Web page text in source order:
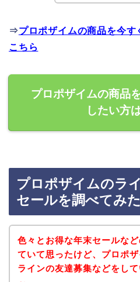
⇒プロポザイムの商品を今す
こちら
プロポザイムの商品
したい方
プロポザイムのラ
セールを調べてみた
色々とお得な年末セールな
ていて思ったけど、プロポ
ラインの友達募集などをし